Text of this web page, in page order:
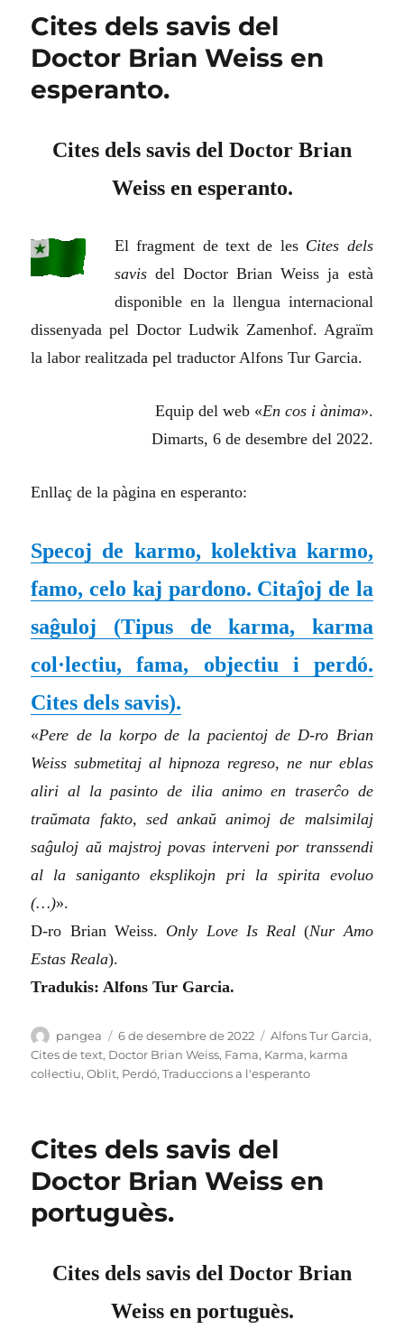
Cites dels savis del
Doctor Brian Weiss en
esperanto.
Cites dels savis del Doctor Brian
Weiss en esperanto.
El fragment de text de les Cites dels
savisdel Doctor Brian Weiss ja està
disponible en la llengua internacional
dissenyada pel Doctor Ludwik Zamenhof. Agraïm
la labor realitzadapel traductor Alfons Tur Garcia.
Equip del web «En cos i ànima».
Dimarts, 6 de desembre del 2022.
Enllaç de la pàgina en esperanto:
Specoj de karmo, kolektiva karmo,
famo, celo kaj pardono. Citaĵoj de la
saĝuloj (Tipus de karma, karma
col·lectiu, fama, objectiu i perdó.
Cites dels savis).
«Pere de la korpo de la pacientoj de D-ro Brian
Weiss submetitaj al hipnoza regreso, ne nur eblas
aliri al la pasinto de ilia animo en traserĉo de
traŭmata fakto, sed ankaŭ animoj de malsimilaj
saĝuloj aŭ majstroj povas interveni por transsendi
al la saniganto eksplikojn pri la spirita evoluo
(…)».
D-ro Brian Weiss. Only Love Is Real (Nur Amo
Estas Reala).
Tradukis: Alfons Tur Garcia.
Autor
pangea
Publicat
el
6 de desembre de 2022 Categories
Alfons Tur Garcia,
Cites de text, Doctor Brian Weiss, Fama, Karma, karma
col·lectiu,Oblit, Perdó,Traduccions a l'esperanto
Cites dels savis del
Doctor Brian Weiss en
portuguès.
Cites dels savis del Doctor Brian
Weiss en portuguès.